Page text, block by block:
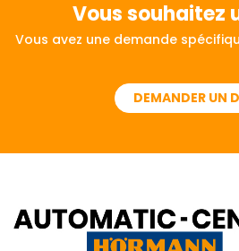
Vous souhaitez
Vous avez une demande
DEMANDER UN